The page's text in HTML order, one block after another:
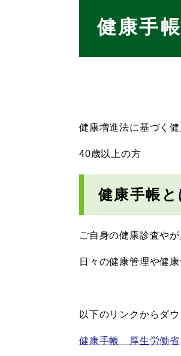
健康手帳
健康増進法に基づく
40歳以上の方
健康手帳と
ご自身の健康診査や
日々の健康管理や健
以下のリンクからダ
健康手帳 厚生労働省